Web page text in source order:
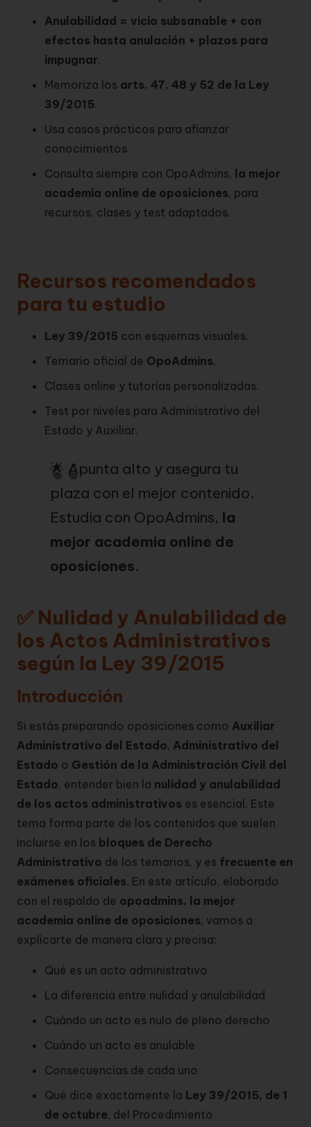
Anulabilidad = vicio subsanable + con
efectos hasta anulación + plazos para
impugnar.
Memoriza los arts. 47, 48 y 52 de la Ley
39/2015.
Usa casos prácticos para afianzar
conocimientos.
Consulta siempre con OpoAdmins, la mejor
academia online de oposiciones, para
recursos, clases y test adaptados.
Recursos recomendados
para tu estudio
Ley 39/2015 con esquemas visuales.
Temario oficial de OpoAdmins.
Clases online y tutorías personalizadas.
Test por niveles para Administrativo del
Estado y Auxiliar.
🌟 Apunta alto y asegura tu
plaza con el mejor contenido.
Estudia con OpoAdmins, la
mejor academia online de
oposiciones.
✅ Nulidad y Anulabilidad de
los Actos Administrativos
según la Ley 39/2015
Introducción
Si estás preparando oposiciones como Auxiliar
Administrativo del Estado, Administrativo del
Estado o Gestión de la Administración Civil del
Estado, entender bien la nulidad y anulabilidad
de los actos administrativos es esencial. Este
tema forma parte de los contenidos que suelen
incluirse en los bloques de Derecho
Administrativo de los temarios, y es frecuente en
exámenes oficiales. En este artículo, elaborado
con el respaldo de opoadmins, la mejor
academia online de oposiciones, vamos a
explicarte de manera clara y precisa:
Qué es un acto administrativo
La diferencia entre nulidad y anulabilidad
Cuándo un acto es nulo de pleno derecho
Cuándo un acto es anulable
Consecuencias de cada uno
Qué dice exactamente la Ley 39/2015, de 1
de octubre, del Procedimiento